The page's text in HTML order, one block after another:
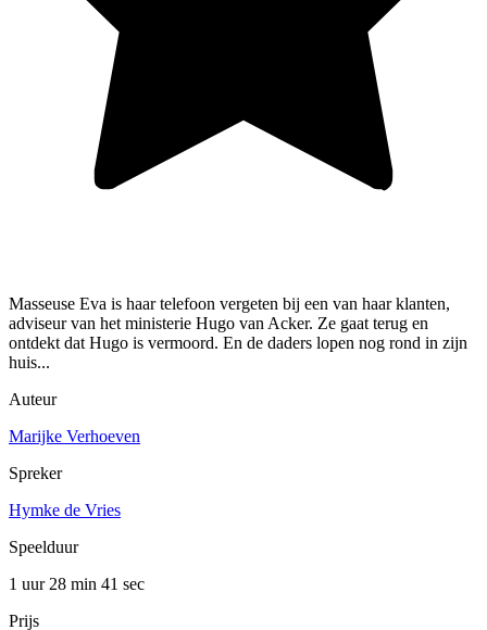
Masseuse Eva is haar telefoon vergeten bij een van haar klanten,
adviseur van het ministerie Hugo van Acker. Ze gaat terug en
ontdekt dat Hugo is vermoord. En de daders lopen nog rond in zijn
huis...
Auteur
Marijke Verhoeven
Spreker
Hymke de Vries
Speelduur
1 uur 28 min 41 sec
Prijs